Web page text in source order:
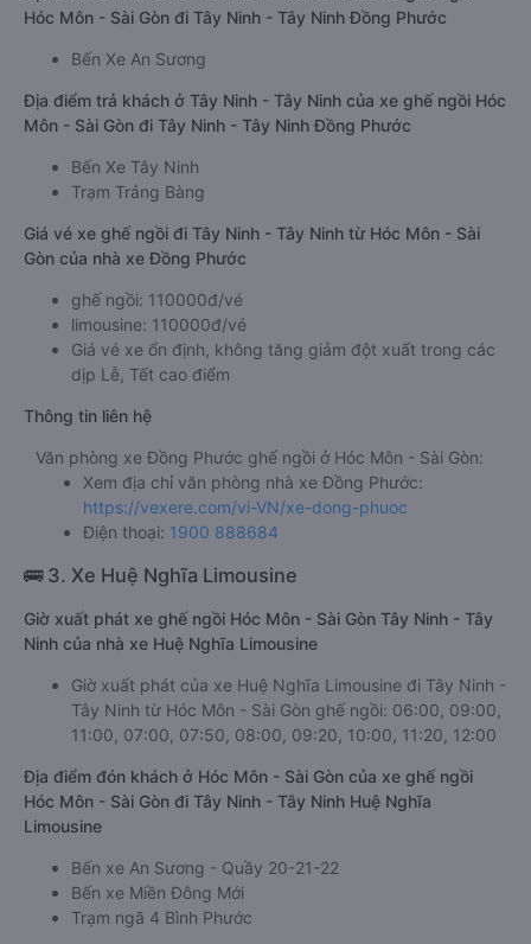
Hóc Môn - Sài Gòn đi Tây Ninh - Tây Ninh Đồng Phước
Bến Xe An Sương
Địa điểm trả khách ở Tây Ninh - Tây Ninh của xe ghế ngồi Hóc
Môn - Sài Gòn đi Tây Ninh - Tây Ninh Đồng Phước
Bến Xe Tây Ninh
Trạm Trảng Bàng
Giá vé xe ghế ngồi đi Tây Ninh - Tây Ninh từ Hóc Môn - Sài
Gòn của nhà xe Đồng Phước
ghế ngồi: 110000đ/vé
limousine: 110000đ/vé
Giá vé xe ổn định, không tăng giảm đột xuất trong các
dịp Lễ, Tết cao điểm
Thông tin liên hệ
Văn phòng xe Đồng Phước ghế ngồi ở Hóc Môn - Sài Gòn:
Xem địa chỉ văn phòng nhà xe Đồng Phước:
https://vexere.com/vi-VN/xe-dong-phuoc
Điện thoại: 1900 888684
🚌 3. Xe Huệ Nghĩa Limousine
Giờ xuất phát xe ghế ngồi Hóc Môn - Sài Gòn Tây Ninh - Tây
Ninh của nhà xe Huệ Nghĩa Limousine
Giờ xuất phát của xe Huệ Nghĩa Limousine đi Tây Ninh -
Tây Ninh từ Hóc Môn - Sài Gòn ghế ngồi: 06:00, 09:00,
11:00, 07:00, 07:50, 08:00, 09:20, 10:00, 11:20, 12:00
Địa điểm đón khách ở Hóc Môn - Sài Gòn của xe ghế ngồi
Hóc Môn - Sài Gòn đi Tây Ninh - Tây Ninh Huệ Nghĩa
Limousine
Bến xe An Sương - Quầy 20-21-22
Bến xe Miền Đông Mới
Trạm ngã 4 Bình Phước